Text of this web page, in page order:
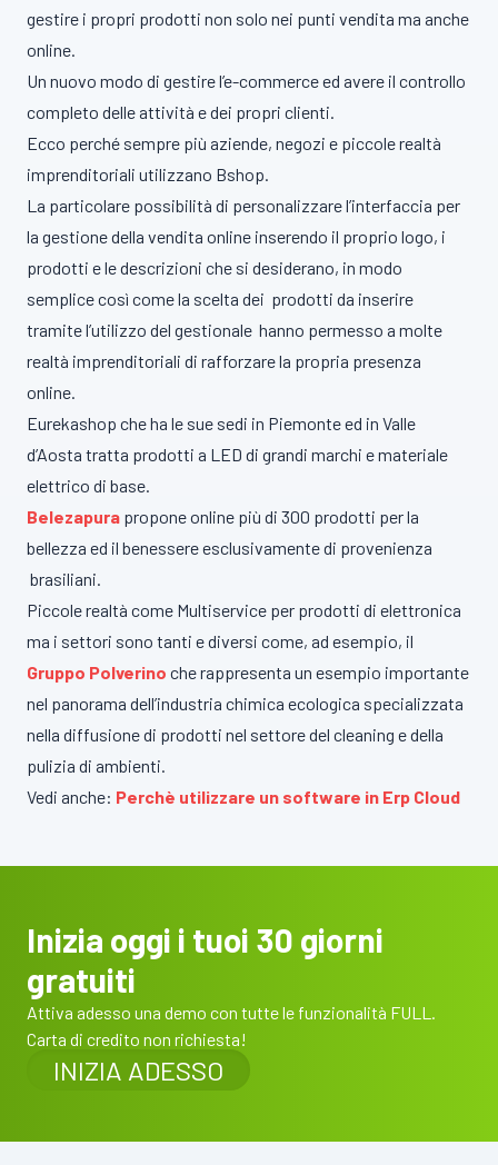
gestire i propri prodotti non solo nei punti vendita ma anche
online.
Un nuovo modo di gestire l’e-commerce ed avere il controllo
completo delle attività e dei propri clienti.
Ecco perché sempre più aziende, negozi e piccole realtà
imprenditoriali utilizzano Bshop.
La particolare possibilità di personalizzare l’interfaccia per
la gestione della vendita online inserendo il proprio logo, i
prodotti e le descrizioni che si desiderano, in modo
semplice così come la scelta dei prodotti da inserire
tramite l’utilizzo del gestionale hanno permesso a molte
realtà imprenditoriali di rafforzare la propria presenza
online.
Eurekashop che ha le sue sedi in Piemonte ed in Valle
d’Aosta tratta prodotti a LED di grandi marchi e materiale
elettrico di base.
Belezapura propone online più di 300 prodotti per la
bellezza ed il benessere esclusivamente di provenienza
brasiliani.
Piccole realtà come Multiservice per prodotti di elettronica
ma i settori sono tanti e diversi come, ad esempio, il
Gruppo Polverino che rappresenta un esempio importante
nel panorama dell’industria chimica ecologica specializzata
nella diffusione di prodotti nel settore del cleaning e della
pulizia di ambienti.
Vedi anche: Perchè utilizzare un software in Erp Cloud
Inizia oggi i tuoi 30 giorni
gratuiti
Attiva adesso una demo con tutte le funzionalità FULL.
Carta di credito non richiesta!
INIZIA ADESSO